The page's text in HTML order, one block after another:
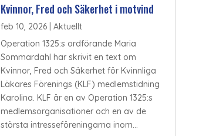
Kvinnor, Fred och Säkerhet i motvind
feb 10, 2026 |Aktuellt
Operation 1325:s ordförande Maria
Sommardahl har skrivit en text om
Kvinnor, Fred och Säkerhet för Kvinnliga
Läkares Förenings (KLF) medlemstidning
Karolina. KLF är en av Operation 1325:s
medlemsorganisationer och en av de
största intresseföreningarna inom...